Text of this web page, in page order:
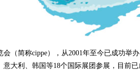
（简称cippe），从2001年至今已成功举
大利、韩国等18个国际展团参展，目前